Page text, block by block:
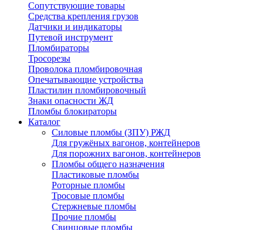
Сопутствующие товары
Средства крепления грузов
Датчики и индикаторы
Путевой инструмент
Пломбираторы
Тросорезы
Проволока пломбировочная
Опечатывающие устройства
Пластилин пломбировочный
Знаки опасности ЖД
Пломбы блокираторы
Каталог
Силовые пломбы (ЗПУ) РЖД
Для гружёных вагонов, контейнеров
Для порожних вагонов, контейнеров
Пломбы общего назначения
Пластиковые пломбы
Роторные пломбы
Тросовые пломбы
Стержневые пломбы
Прочие пломбы
Свинцовые пломбы